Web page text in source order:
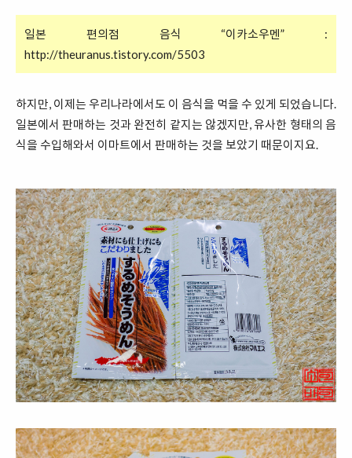
일본 편의점 음식 “이카소우멘” :
http://theuranus.tistory.com/5503
하지만, 이제는 우리나라에서도 이 음식을 먹을 수 있게 되었습니다.
일본에서 판매하는 것과 완전히 같지는 않겠지만, 유사한 형태의 음
식을 수입해와서 이마트에서 판매하는 것을 보았기 때문이지요.